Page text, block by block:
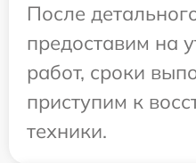
После
предоставим на
работ, сроки
приступим к
техники.